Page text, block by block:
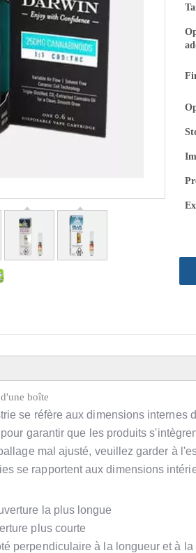
boîte
se réfère aux dimensions internes
garantir que les produits
mal ajusté, veuillez garder à
se rapportent aux dimensions
la plus longue
plus courte
perpendiculaire à la longueur et à la